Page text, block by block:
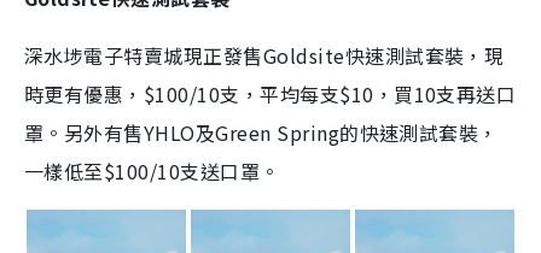
深水埗電子特賣城現正發售Goldsite快速測試套裝，現
時更有優惠，$100/10支，平均每支$10，買10支再送口
罩。另外有售YHLO及Green Spring的快速測試套裝，
一樣低至$100/10支送口罩。